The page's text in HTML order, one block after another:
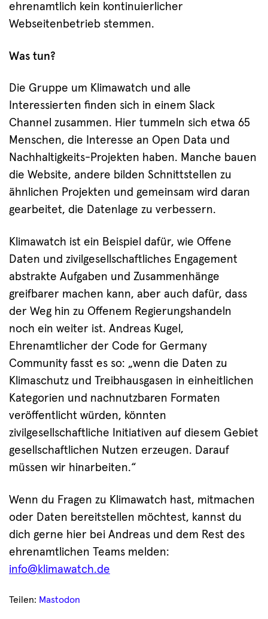
ehrenamtlich kein kontinuierlicher
Webseitenbetrieb stemmen.
Was tun?
Die Gruppe um Klimawatch und alle
Interessierten finden sich in einem Slack
Channel zusammen. Hier tummeln sich etwa 65
Menschen, die Interesse an Open Data und
Nachhaltigkeits-Projekten haben. Manche bauen
die Website, andere bilden Schnittstellen zu
ähnlichen Projekten und gemeinsam wird daran
gearbeitet, die Datenlage zu verbessern.
Klimawatch ist ein Beispiel dafür, wie Offene
Daten und zivilgesellschaftliches Engagement
abstrakte Aufgaben und Zusammenhänge
greifbarer machen kann, aber auch dafür, dass
der Weg hin zu Offenem Regierungshandeln
noch ein weiter ist. Andreas Kugel,
Ehrenamtlicher der Code for Germany
Community fasst es so: „wenn die Daten zu
Klimaschutz und Treibhausgasen in einheitlichen
Kategorien und nachnutzbaren Formaten
veröffentlicht würden, könnten
zivilgesellschaftliche Initiativen auf diesem Gebiet
gesellschaftlichen Nutzen erzeugen. Darauf
müssen wir hinarbeiten.“
Wenn du Fragen zu Klimawatch hast, mitmachen
oder Daten bereitstellen möchtest, kannst du
dich gerne hier bei Andreas und dem Rest des
ehrenamtlichen Teams melden:
info@klimawatch.de
Teilen: Mastodon